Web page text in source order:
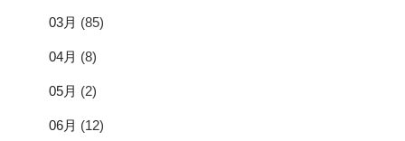
03月 (85)
04月 (8)
05月 (2)
06月 (12)